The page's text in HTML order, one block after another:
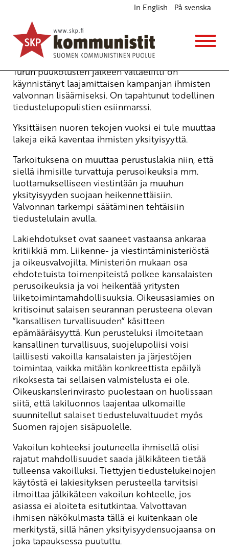
In English På svenska
SKP vastustaa tiedustelulakeja
Kannanotot Avainsanat:tiedustelulaki
29.8.2017 - 13:42
SKP
Turun puukotusten jälkeen valtaeliitti on
käynnistänyt laajamittaisen kampanjan ihmisten
valvonnan lisäämiseksi. On tapahtunut todellinen
tiedustelupopulistien esiinmarssi.
Yksittäisen nuoren tekojen vuoksi ei tule muuttaa
lakeja eikä kaventaa ihmisten yksityisyyttä.
Tarkoituksena on muuttaa perustuslakia niin, että
siellä ihmisille turvattuja perusoikeuksia mm.
luottamukselliseen viestintään ja muuhun
yksityisyyden suojaan heikennettäisiin.
Valvonnan tarkempi säätäminen tehtäisiin
tiedustelulain avulla.
Lakiehdotukset ovat saaneet vastaansa ankaraa
kritiikkiä mm. Liikenne- ja viestintäministeriöstä
ja oikeusvalvojilta. Ministeriön mukaan osa
ehdotetuista toimenpiteistä polkee kansalaisten
perusoikeuksia ja voi heikentää yritysten
liiketoimintamahdollisuuksia. Oikeusasiamies on
kritisoinut salaisen seurannan perusteena olevan
”kansallisen turvallisuuden” käsitteen
epämääräisyyttä. Kun perusteluksi ilmoitetaan
kansallinen turvallisuus, suojelupoliisi voisi
laillisesti vakoilla kansalaisten ja järjestöjen
toimintaa, vaikka mitään konkreettista epäilyä
rikoksesta tai sellaisen valmistelusta ei ole.
Oikeuskanslerinvirasto puolestaan on huolissaan
siitä, että lakiluonnos laajentaa ulkomaille
suunnitellut salaiset tiedusteluvaltuudet myös
Suomen rajojen sisäpuolelle.
Vakoilun kohteeksi joutuneella ihmisellä olisi
rajatut mahdollisuudet saada jälkikäteen tietää
tulleensa vakoilluksi. Tiettyjen tiedustelukeinojen
käytöstä ei lakiesityksen perusteella tarvitsisi
ilmoittaa jälkikäteen vakoilun kohteelle, jos
asiassa ei aloiteta esitutkintaa. Valvottavan
ihmisen näkökulmasta tällä ei kuitenkaan ole
merkitystä, sillä hänen yksityisyydensuojaansa on
joka tapauksessa puututtu.